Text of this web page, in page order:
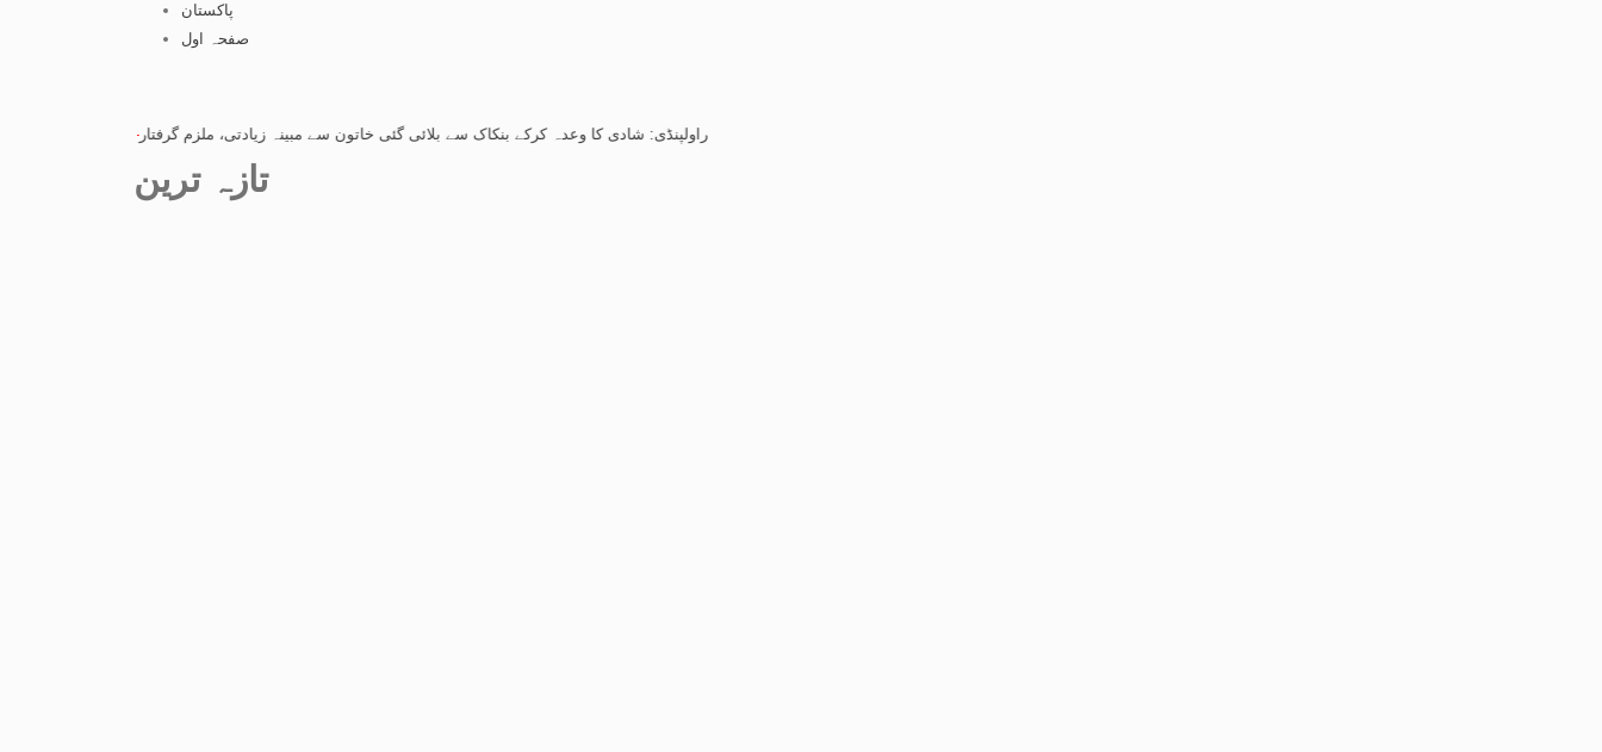
پاکستان
صفحہ اول
راولپنڈی: شادی کا وعدہ کرکے بنکاک سے بلائی گئی خاتون سے مبینہ زیادتی، ملزم گرفتار-راولپنڈی: شادی کا وعدہ کرکے
تازہ ترین